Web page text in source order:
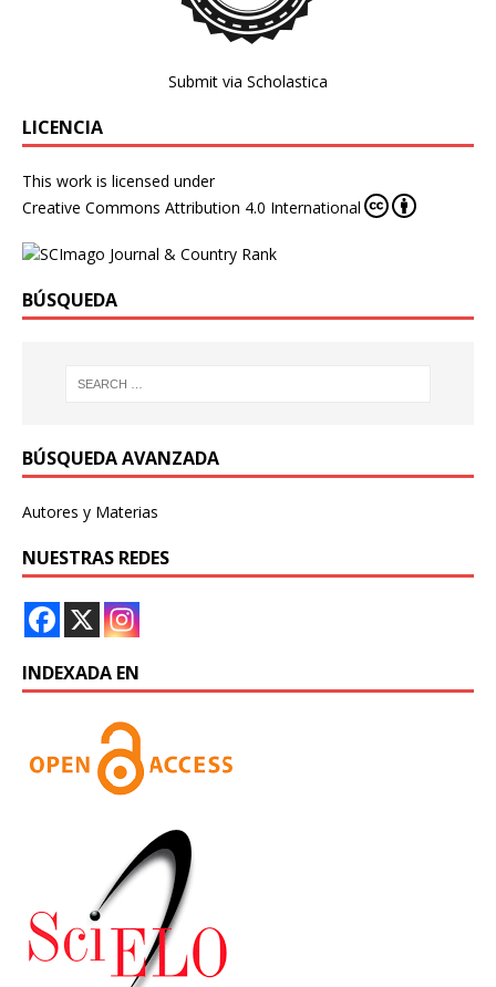
Submit via Scholastica
LICENCIA
This work is licensed under
Creative Commons Attribution 4.0 International
BÚSQUEDA
BÚSQUEDA AVANZADA
Autores y Materias
NUESTRAS REDES
INDEXADA EN